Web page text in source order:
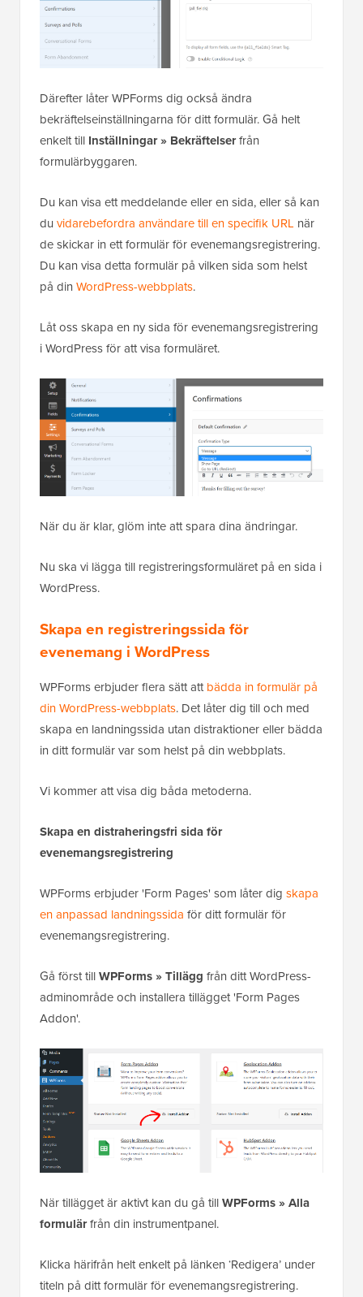
Därefter låter WPForms dig också ändra
bekräftelseinställningarna för ditt formulär. Gå helt
enkelt till Inställningar » Bekräftelserfrån
formulärbyggaren.
Du kan visa ett meddelande eller en sida, eller så kan
du vidarebefordra användare till en specifik URL när
de skickar in ett formulär för evenemangsregistrering.
Du kan visa detta formulär på vilken sida som helst
på din WordPress-webbplats.
Låt oss skapa en ny sida för evenemangsregistrering
i WordPress för att visa formuläret.
När du är klar, glöm inte att spara dina ändringar.
Nu ska vi lägga till registreringsformuläret på en sida i
WordPress.
Skapa en registreringssida för
evenemang i WordPress
WPForms erbjuder flera sätt attbädda in formulär på
din WordPress-webbplats. Det låter dig till och med
skapa en landningssida utan distraktioner eller bädda
in ditt formulär var som helst på din webbplats.
Vi kommer att visa dig båda metoderna.
Skapa en distraheringsfri sida för
evenemangsregistrering
WPForms erbjuder 'Form Pages' som låter dig skapa
en anpassad landningssida för ditt formulär för
evenemangsregistrering.
Gå först tillWPForms » Tillägg från ditt WordPress-
adminområde och installera tillägget 'Form Pages
Addon'.
När tillägget är aktivt kan du gå tillWPForms » Alla
formulärfrån din instrumentpanel.
Klicka härifrån helt enkelt på länken ‘Redigera’ under
titeln på ditt formulär för evenemangsregistrering.